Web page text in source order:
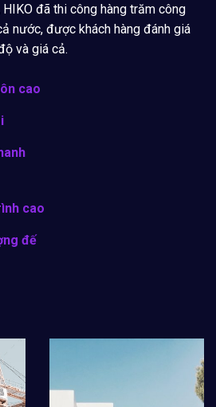
đã thi công hàng trăm công
nước, được khách hàng đánh giá
và giá cả.
cao
cao
đế